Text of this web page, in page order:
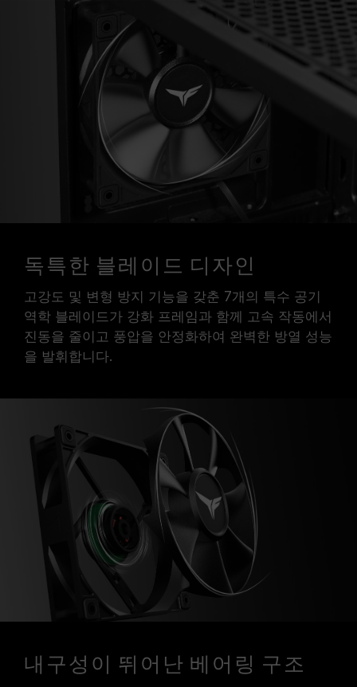
독특한 블레이드 디자인
고강도 및 변형 방지 기능을 갖춘 7개의 특수 공기
역학 블레이드가 강화 프레임과 함께 고속 작동에서
진동을 줄이고 풍압을 안정화하여 완벽한 방열 성능
을 발휘합니다.
내구성이 뛰어난 베어링 구조